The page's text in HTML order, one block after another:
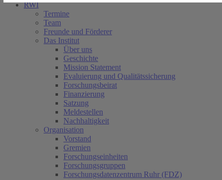
RWI
Termine
Team
Freunde und Förderer
Das Institut
Über uns
Geschichte
Mission Statement
Evaluierung und Qualitätssicherung
Forschungsbeirat
Finanzierung
Satzung
Meldestellen
Nachhaltigkeit
Organisation
Vorstand
Gremien
Forschungseinheiten
Forschungsgruppen
Forschungsdatenzentrum Ruhr (FDZ)